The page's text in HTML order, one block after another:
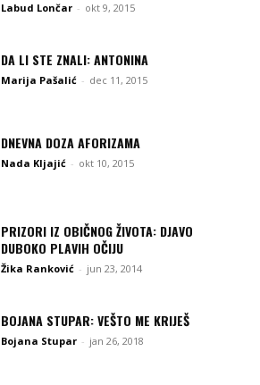
Labud Lončar - okt 9, 2015
DA LI STE ZNALI: ANTONINA
Marija Pašalić - dec 11, 2015
DNEVNA DOZA AFORIZAMA
Nada Kljajić - okt 10, 2015
PRIZORI IZ OBIČNOG ŽIVOTA: DJAVO
DUBOKO PLAVIH OČIJU
Žika Ranković - jun 23, 2014
BOJANA STUPAR: VEŠTO ME KRIJEŠ
Bojana Stupar - jan 26, 2018